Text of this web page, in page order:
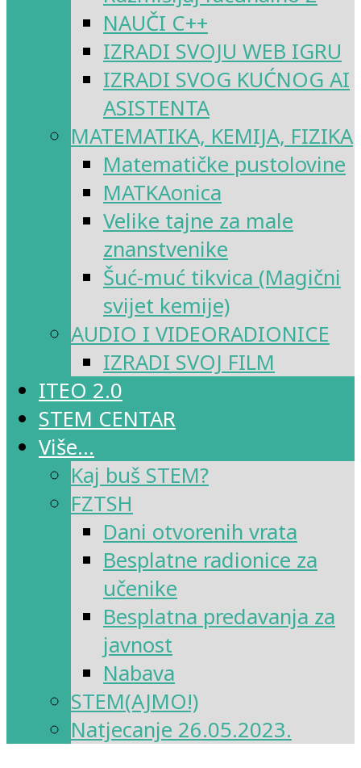
NAUČI C++
IZRADI SVOJU WEB IGRU
IZRADI SVOG KUĆNOG AI
ASISTENTA
MATEMATIKA, KEMIJA, FIZIKA
Matematičke pustolovine
MATKAonica
Velike tajne za male
znanstvenike
Šuć-muć tikvica (Magični
svijet kemije)
AUDIO I VIDEORADIONICE
IZRADI SVOJ FILM
ITEO 2.0
STEM CENTAR
Više…
Kaj buš STEM?
FZTSH
Dani otvorenih vrata
Besplatne radionice za
učenike
Besplatna predavanja za
javnost
Nabava
STEM(AJMO!)
Natjecanje 26.05.2023.